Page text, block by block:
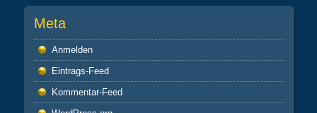
Meta
Anmelden
Eintrags-Feed
Kommentar-Feed